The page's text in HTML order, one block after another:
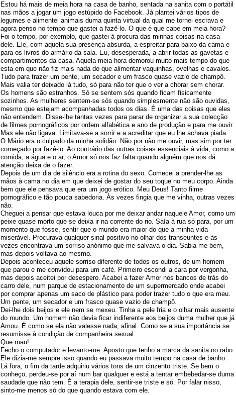
Estou há mais de meia hora na casa de banho, sentada na sanita com o portátil
nas mãos a jogar um jogo estúpido do Facebook. Já plantei vários tipos de
legumes e alimentei animais duma quinta virtual da qual me tornei escrava e
agora penso no tempo que gastei a fazê-lo. O que é que cabe em meia hora?
Foi o tempo, por exemplo, que gastei à procura das minhas coisas na casa
dele. Ele, com aquela sua presença absurda, a espreitar para baixo da cama e
para os livros do armário da sala. Eu, desesperada, a abrir todas as gavetas e
compartimentos da casa. Aquela meia hora demorou muito mais tempo do que
esta em que não fiz mais nada do que alimentar vaquinhas, ovelhas e cavalos.
Tudo para trazer um pente, um secador e um frasco quase vazio de champô.
Mais valia ter deixado lá tudo, só para não ter que o ver a chorar sem chorar.
Os homens são estranhos. Só se sentem sós quando ficam fisicamente
sozinhos. As mulheres sentem-se sós quando simplesmente não são ouvidas,
mesmo que estejam acompanhadas todos os dias. É uma das coisas que eles
não entendem. Disse-lhe tantas vezes para parar de organizar a sua colecção
de filmes pornográficos por ordem alfabética e ano de produção e para me ouvir.
Mas ele não ligava. Limitava-se a sorrir e a acreditar que eu lhe achava piada.
O Mário era o culpado da minha solidão. Não por não me ouvir, mas sim por ter
começado por fazê-lo. Ao contrário das outras coisas essenciais à vida, como a
comida, a água e o ar, o Amor só nos faz falta quando alguém que nos dá
atenção deixa de o fazer.
Depois de um dia de silêncio era a rotina do sexo. Comecei a prender-lhe as
mãos à cama no dia em que deixei de gostar do seu toque no meu corpo. Ainda
bem que ele pensava que era um jogo erótico. Meu Deus! Tanto filme
pornográfico e tão pouca sabedoria. Às vezes fingia que me vinha, outras vezes
não.
Cheguei a pensar que estava louca por me deixar andar naquele Amor, como um
peixe quase morto que se deixa ir na corrente do rio. Saía à rua só para, por um
momento que fosse, sentir que o mundo era maior do que a minha vida
miserável. Procurava qualquer sinal positivo no olhar dos transeuntes e às
vezes encontrava um sorriso anónimo que me salvava o dia. Sabia-me bem,
mas depois voltava ao mesmo.
Depois aconteceu aquele sorriso diferente de todos os outros, de um homem
que parou e me convidou para um café. Primeiro escondi a cara por vergonha,
mas depois aceitei por desespero. Acabei a fazer Amor nos bancos de trás do
carro dele, num parque de estacionamento de um supermercado onde acabei
por comprar apenas um saco de plástico para poder trazer tudo o que era meu.
Um pente, um secador e um frasco quase vazio de champô.
Dei-lhe dois beijos e ele nem se mexeu. Tinha a pele fria e o olhar mais ausente
do mundo. Um homem não devia ficar indiferente aos beijos duma mulher que já
Amou. É como se ela não valesse nada, afinal. Como se a sua importância se
resumisse à condição de companheira sexual.
Que mau!
Fecho o computador e levanto-me. Aposto que tenho a marca da sanita no rabo.
Ele dizia-me sempre isso quando eu passava muito tempo na casa de banho.
Lá fora, o fim da tarde adquiriu vários tons de um cinzento triste. Se bem o
conheço, perdeu-se por aí num bar qualquer e está a tentar embebedar-se duma
saudade que não tem. É a terapia dele, sentir-se triste e só. Por falar nisso,
sinto-me menos só do que quando estava com ele.